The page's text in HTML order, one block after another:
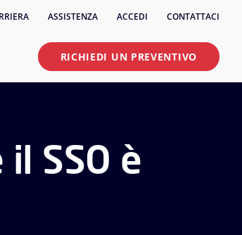
ASSISTENZA ACCEDI CONTATTACI
RICHIEDI UN PREVENTIVO
SSO è